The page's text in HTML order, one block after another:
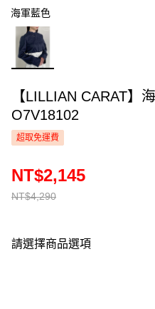
海軍藍色
【LILLIAN CARAT】
O7V18102
超取免運費
NT$4,290
NT$2,145
請選擇商品選項